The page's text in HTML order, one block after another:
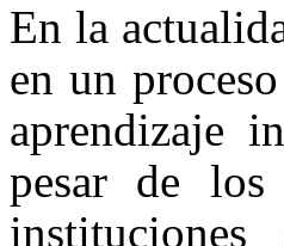
En la
en un
aprendizaje
pesar de los
instituciones